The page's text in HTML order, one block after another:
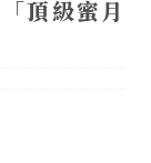
頂級蜜月